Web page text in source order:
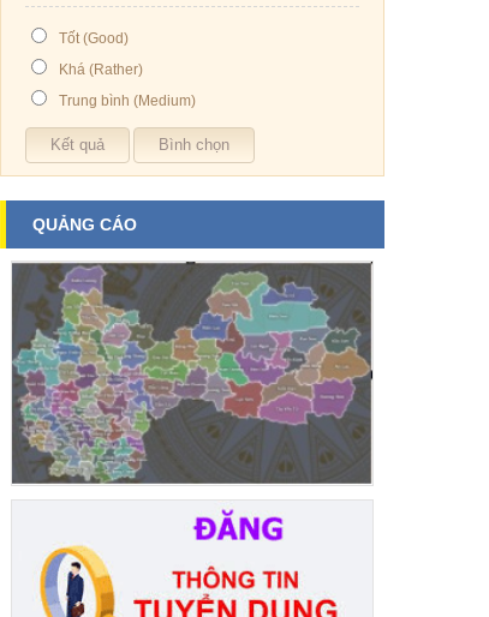
Tốt (Good)
Khá (Rather)
Trung bình (Medium)
QUẢNG CÁO